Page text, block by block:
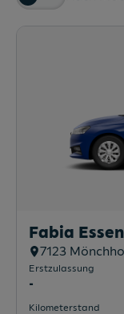
Fabia
7123
Erstzulassung
-
Kilometerstand